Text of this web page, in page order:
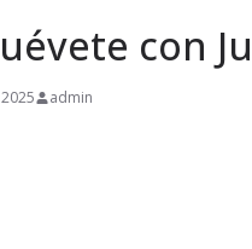
con
admin